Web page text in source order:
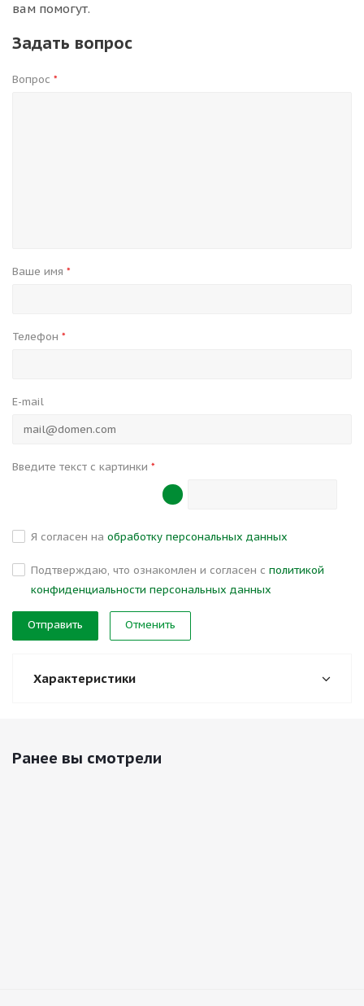
вам помогут.
Задать вопрос
Вопрос *
Ваше имя *
Телефон *
E-mail
Введите текст с картинки *
Я согласен на обработку персональных данных
Подтверждаю, что ознакомлен и согласен с политикой
конфиденциальности персональных данных
Отменить
Характеристики
Ранее вы смотрели